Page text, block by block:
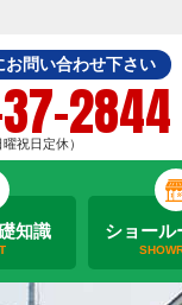
お問い合わせ下さい
2844
祝日定休）
知識 ショール